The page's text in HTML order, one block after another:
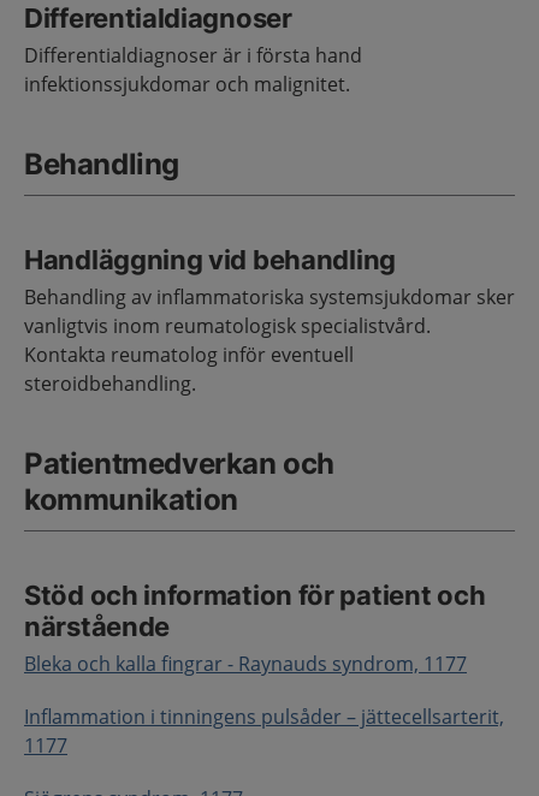
Differentialdiagnoser
Differentialdiagnoser är i första hand
infektionssjukdomar och malignitet.
Behandling
Handläggning vid behandling
Behandling av inflammatoriska systemsjukdomar sker
vanligtvis inom reumatologisk specialistvård.
Kontakta reumatolog inför eventuell
steroidbehandling.
Patientmedverkan och
kommunikation
Stöd och information för patient och
närstående
Bleka och kalla fingrar - Raynauds syndrom, 1177
Inflammation i tinningens pulsåder – jättecellsarterit,
1177